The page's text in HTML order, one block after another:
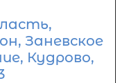
Заневское
Кудрово,